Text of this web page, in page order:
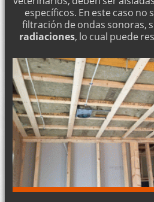
específicos. En este caso no
filtración de ondas sonoras,
radiaciones, lo cual puede